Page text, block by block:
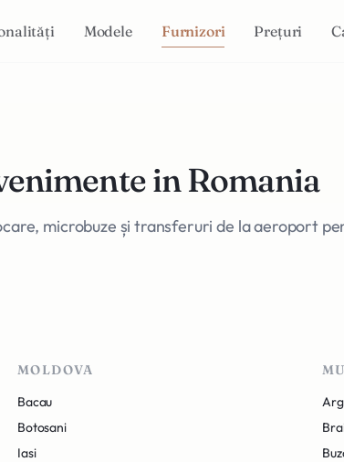
Modele Furnizori Prețuri
in Romania
microbuze și transferuri de la aeroport
MOLDOVA
Bacau
Botosani
Iasi